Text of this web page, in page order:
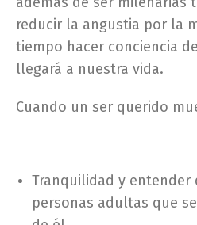
reducir la angustia por la
tiempo hacer conciencia
llegará a nuestra vida.
Cuando un ser querido
Tranquilidad y entender
personas adultas que